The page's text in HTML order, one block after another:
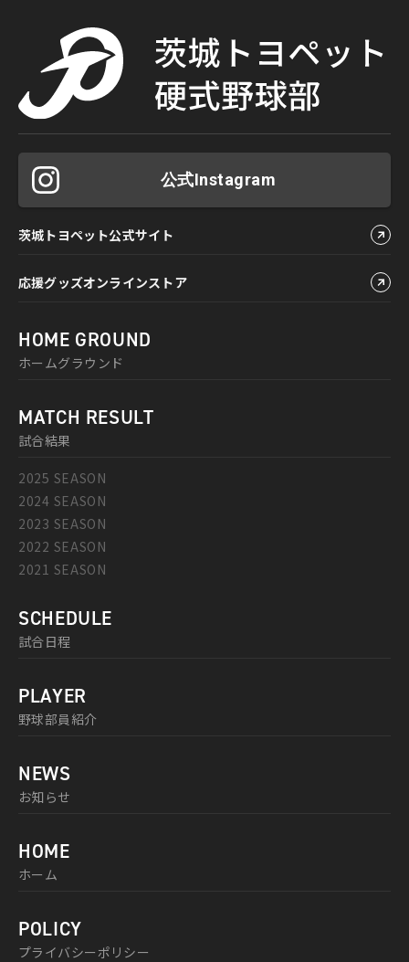
公式Instagram
茨城トヨペット公式サイト
応援グッズオンラインストア
HOME GROUND
ホームグラウンド
MATCH RESULT
試合結果
2025 SEASON
2024 SEASON
2023 SEASON
2022 SEASON
2021 SEASON
SCHEDULE
試合日程
PLAYER
野球部員紹介
NEWS
お知らせ
HOME
ホーム
POLICY
プライバシーポリシー